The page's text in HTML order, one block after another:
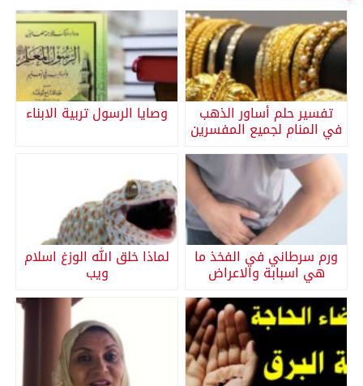
تفسير حلم أساور الذهب
في المنام لجميع المفسرين
وصايا الرسول تربية الابناء
ورم سرطاني في الفخذ ما
هي اسبابة والاعراض
لماذا خلق الله الوزغ اسلام
ويب